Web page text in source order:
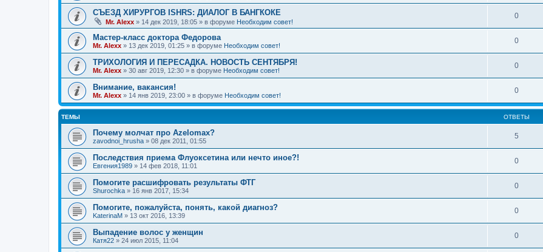
СЪЕЗД ХИРУРГОВ ISHRS: ДИАЛОГ В БАНГКОКЕ
Mr. Alexx » 14 дек 2019, 18:05 » в форуме Необходим совет!
0
Мастер-класс доктора Федорова
Mr. Alexx » 13 дек 2019, 01:25 » в форуме Необходим совет!
0
ТРИХОЛОГИЯ И ПЕРЕСАДКА. НОВОСТЬ СЕНТЯБРЯ!
Mr. Alexx » 30 авг 2019, 12:30 » в форуме Необходим совет!
0
Внимание, вакансия!
Mr. Alexx » 14 янв 2019, 23:00 » в форуме Необходим совет!
0
ТЕМЫ ОТВЕТЫ
Почему молчат про Azelomax?
zavodnoi_hrusha » 08 дек 2011, 01:55
5
Последствия приема Флуоксетина или нечто иное?!
Евгения1989 » 14 фев 2018, 11:01
0
Помогите расшифровать результаты ФТГ
Shurochka » 16 янв 2017, 15:34
0
Помогите, пожалуйста, понять, какой диагноз?
KaterinaM » 13 окт 2016, 13:39
0
Выпадение волос у женщин
Катя22 » 24 июл 2015, 11:04
0